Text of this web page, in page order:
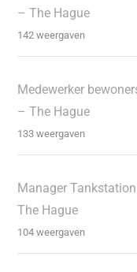
– The Hague
142 weergaven
Medewerker
– The Hague
133 weergaven
Manager
The Hague
104 weergaven